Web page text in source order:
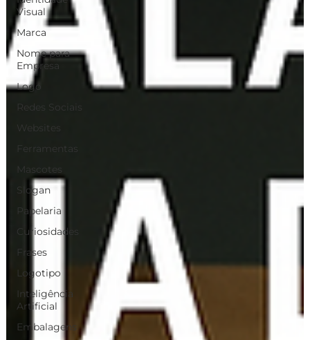
Visual
Marca
Nome para
Empresa
Logo
Redes Sociais
Websites
Ferramentas
Mascotes
Slogan
Papelaria
Curiosidades
Frases
Logotipo
Inteligência
Artificial
Embalagens